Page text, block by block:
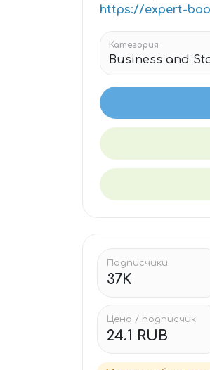
https://expert-
Категория
Business and
Подписчики
37K
Цена / подписчик
24.1 RUB